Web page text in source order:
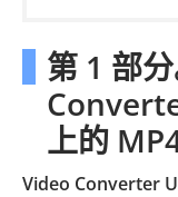
第 1 部
上的
Video Converter